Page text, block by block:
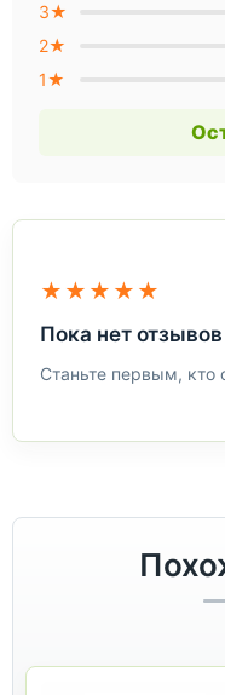
3★
2★
1★
★★★★★
Пока нет отзывов
Станьте первым, кто